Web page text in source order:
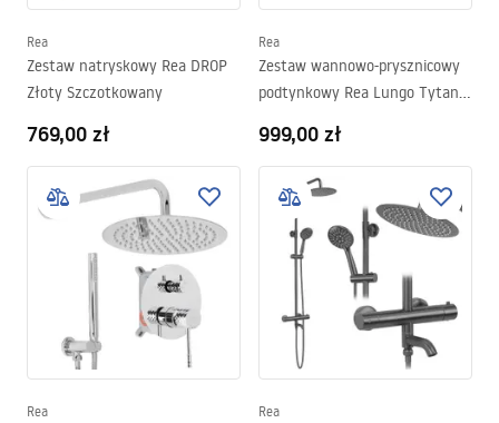
Rea
Zestaw natryskowy Rea DROP
Złoty Szczotkowany
769,00 zł
Rea
Zestaw wannowo-prysznicowy
podtynkowy Rea Lungo Tytan +
999,00 zł
Rea Rea